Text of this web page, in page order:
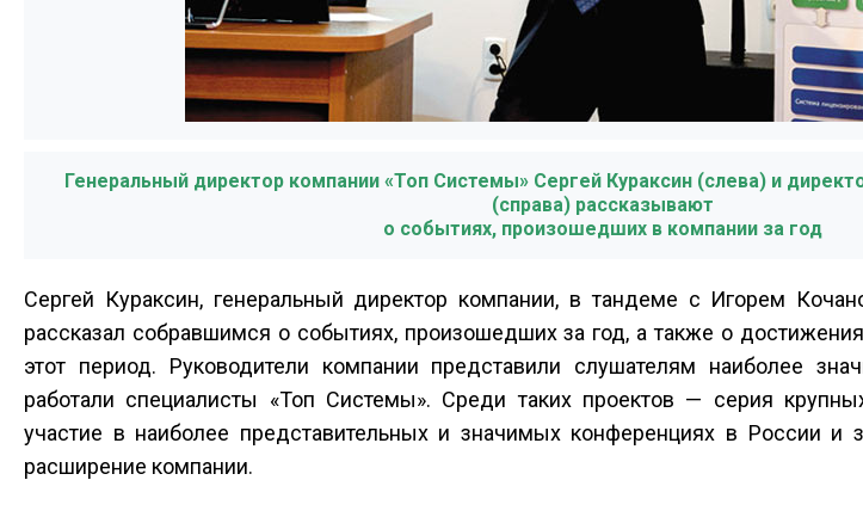
Генеральный директор компании «Топ Системы» Сергей Кураксин (слева) и
(справа) рассказывают
о событиях, произошедших в компании за год
Сергей Кураксин, генеральный директор компании, в тандеме с Игорем
рассказал собравшимся о событиях, произошедших за год, а также о
этот период. Руководители компании представили слушателям наиболее
работали специалисты «Топ Системы». Среди таких проектов — серия
участие в наиболее представительных и значимых конференциях в России и
расширение компании.